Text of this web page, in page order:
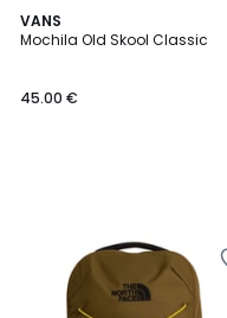
VANS
Mochila Old Skool Classic
45.00 €